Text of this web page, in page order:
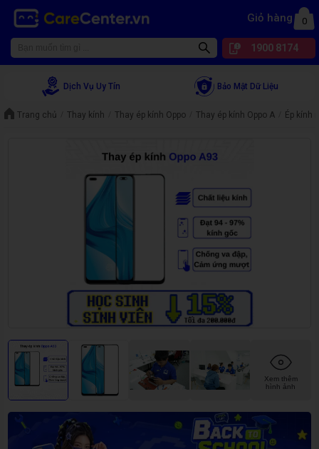
Giỏ hàng 0
1900 8174
Dịch Vụ Uy Tín Bảo Mật Dữ Liệu
Trang chủ Thay kính Thay ép kính Oppo Thay ép kính Oppo A Ép kính
Xem thêm
hình ảnh